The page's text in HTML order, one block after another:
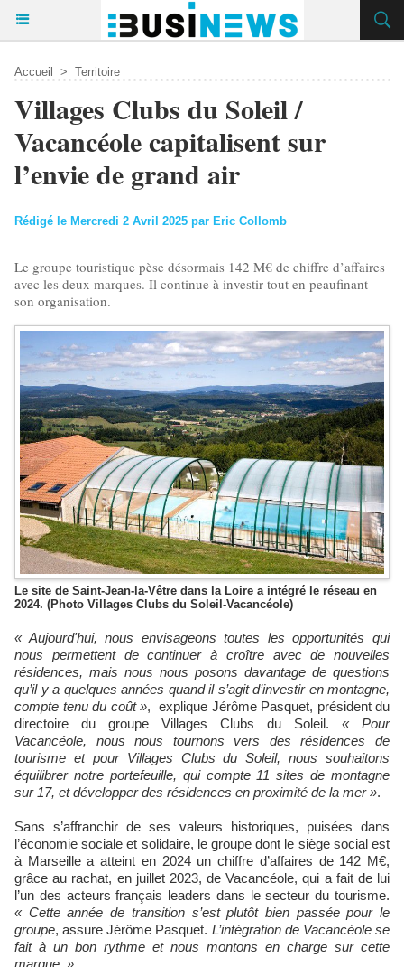
Accueil > Territoire
Villages Clubs du Soleil /
Vacancéole capitalisent sur
l’envie de grand air
Rédigé le Mercredi 2 Avril 2025 par Eric Collomb
Le groupe touristique pèse désormais 142 M€ de chiffre d’affaires
avec les deux marques. Il continue à investir tout en peaufinant
son organisation.
Le site de Saint-Jean-la-Vêtre dans la Loire a intégré le réseau en
2024. (Photo Villages Clubs du Soleil-Vacancéole)
« Aujourd'hui, nous envisageons toutes les opportunités qui
nous permettent de continuer à croître avec de nouvelles
résidences, mais nous nous posons davantage de questions
qu’il y a quelques années quand il s’agit d’investir en montagne,
compte tenu du coût », explique Jérôme Pasquet, président du
directoire du groupe Villages Clubs du Soleil. « Pour
Vacancéole, nous nous tournons vers des résidences de
tourisme et pour Villages Clubs du Soleil, nous souhaitons
équilibrer notre portefeuille, qui compte 11 sites de montagne
sur 17, et développer des résidences en proximité de la mer ».
Sans s’affranchir de ses valeurs historiques, puisées dans
l’économie sociale et solidaire, le groupe dont le siège social est
à Marseille a atteint en 2024 un chiffre d’affaires de 142 M€,
grâce au rachat, en juillet 2023, de Vacancéole, qui a fait de lui
l’un des acteurs français leaders dans le secteur du tourisme.
« Cette année de transition s’est plutôt bien passée pour le
groupe, assure Jérôme Pasquet. L’intégration de Vacancéole se
fait à un bon rythme et nous montons en charge sur cette